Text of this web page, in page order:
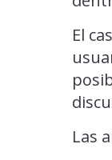
El
Las